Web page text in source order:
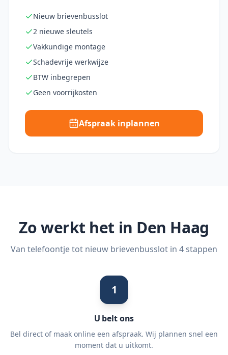
Nieuw brievenbusslot
2 nieuwe sleutels
Vakkundige montage
Schadevrije werkwijze
BTW inbegrepen
Geen voorrijkosten
Afspraak inplannen
Zo werkt het in Den Haag
Van telefoontje tot nieuw brievenbusslot in 4 stappen
1
U belt ons
Bel direct of maak online een afspraak. Wij plannen snel een
moment dat u uitkomt.